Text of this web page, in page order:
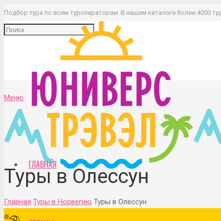
Подбор тура по всем туроператорам. В нашем каталоге более 4000
Меню
ГЛАВНАЯ
Туры в Олессун
Главная Туры в Норвегию Туры в Олессун